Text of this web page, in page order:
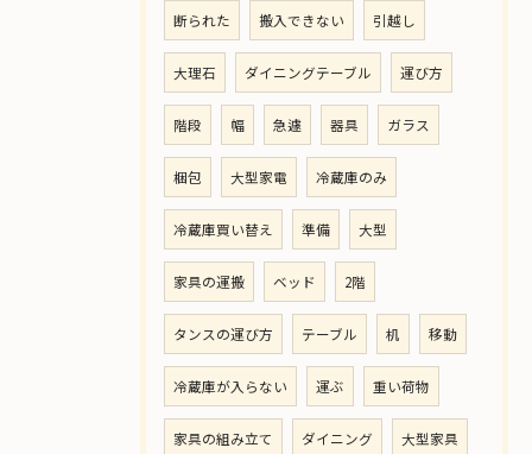
断られた 搬入できない 引越し
大理石 ダイニングテーブル 運び方
階段 幅 急遽 器具 ガラス
梱包 大型家電 冷蔵庫のみ
冷蔵庫買い替え 準備 大型
家具の運搬 ベッド 2階
タンスの運び方 テーブル 机 移動
冷蔵庫が入らない 運ぶ 重い荷物
家具の組み立て ダイニング 大型家具